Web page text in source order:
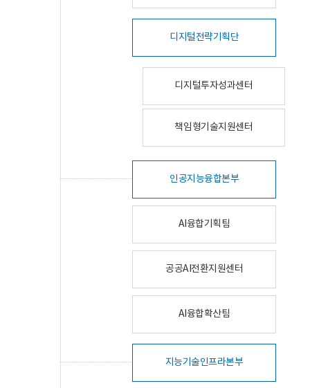
디지털전략기획단
디지털투자성과센터
책임형기술지원센터
인공지능융합본부
AI융합기획팀
공공AI전환지원센터
AI융합확산팀
지능기술인프라본부